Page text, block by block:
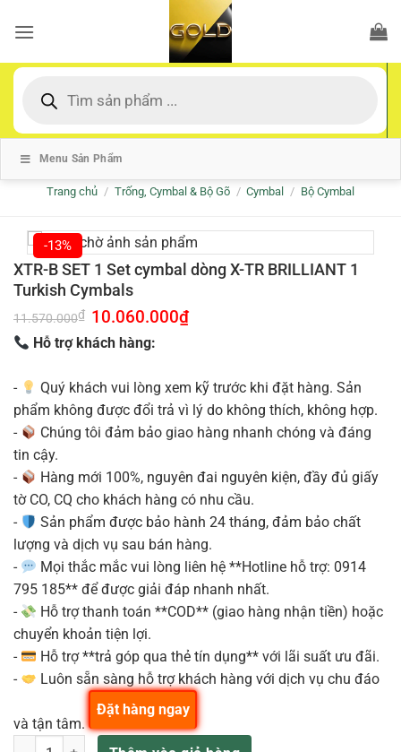
qua
dung
kiếm
Menu Sản Phẩm
Trang chủ / Trống, Cymbal & Bộ Gõ / Cymbal / Bộ Cymbal
-13%
XTR-B SET 1 Set cymbal dòng X-TR BRILLIANT 1
Turkish Cymbals
11.570.000₫ Giá
gốc
là:
11.570.000₫.
10.060.000₫Giá
Hỗ trợ khách hàng:
-
Quý khách vui lòng xem kỹ trước khi đặt hàng. Sản
phẩm không được đổi trả vì lý do không thích, không hợp.
-
Chúng tôi đảm bảo giao hàng nhanh chóng và đáng
tin cậy.
-
Hàng mới 100%, nguyên đai nguyên kiện, đầy đủ giấy
tờ CO, CQ cho khách hàng có nhu cầu.
-
Sản phẩm được bảo hành 24 tháng, đảm bảo chất
lượng và dịch vụ sau bán hàng.
-
Mọi thắc mắc vui lòng liên hệ **Hotline hỗ trợ: 0914
795 185** để được giải đáp nhanh nhất.
-
Hỗ trợ thanh toán **COD** (giao hàng nhận tiền) hoặc
chuyển khoản tiện lợi.
-
Hỗ trợ **trả góp qua thẻ tín dụng** với lãi suất ưu đãi.
-
Luôn sẵn sàng hỗ trợ khách hàng với dịch vụ chu đáo
và tận tâm.
XTR-B SET 1 Set cymbal dòng X-TR BRILLIANT 1 Turkish Cymbals
Đặt hàng ngay